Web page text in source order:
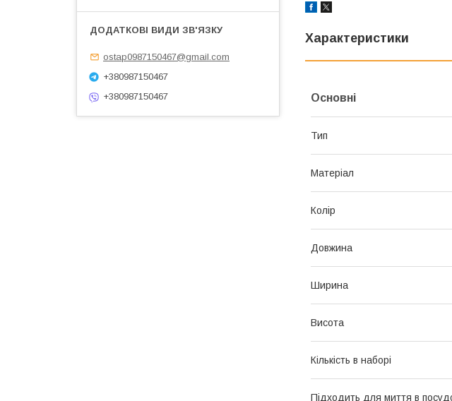
Характеристики
Основні
Тип
Матеріал
Колір
Довжина
Ширина
Висота
Кількість в наборі
Підходить для миття в
ostap0987150467@gmail.com
+380987150467
+380987150467